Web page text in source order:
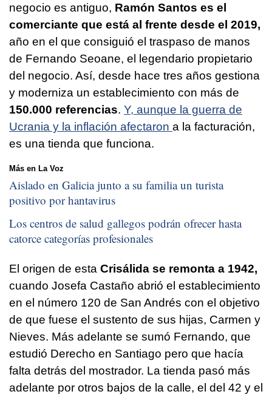
negocio es antiguo, Ramón Santos es el
comerciante que está al frente desde el 2019,
año en el que consiguió el traspaso de manos
de Fernando Seoane, el legendario propietario
del negocio. Así, desde hace tres años gestiona
y moderniza un establecimiento con más de
150.000 referencias. Y, aunque la guerra de
Ucrania y la inflación afectaron a la facturación,
es una tienda que funciona.
Más en La Voz
Aislado en Galicia junto a su familia un turista
positivo por hantavirus
Los centros de salud gallegos podrán ofrecer hasta
catorce categorías profesionales
El origen de esta Crisálida se remonta a 1942,
cuando Josefa Castaño abrió el establecimiento
en el número 120 de San Andrés con el objetivo
de que fuese el sustento de sus hijas, Carmen y
Nieves. Más adelante se sumó Fernando, que
estudió Derecho en Santiago pero que hacía
falta detrás del mostrador. La tienda pasó más
adelante por otros bajos de la calle, el del 42 y el